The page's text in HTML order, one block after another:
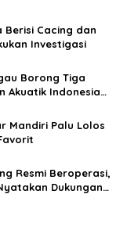
Berisi Cacing dan
Investigasi
Borong Tiga
Akuatik Indonesia
Mandiri Palu Lolos
Resmi Beroperasi,
Dukungan